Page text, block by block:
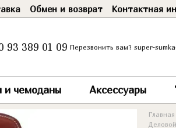
Обмен и возврат Контактная
93 389 01 09 Перезвонить вам? super-
и чемоданы Аксессуары
Главная